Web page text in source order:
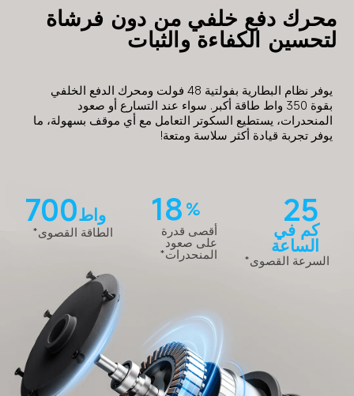
محرك دفع خلفي من دون فرشاة
لتحسين الكفاءة والثبات
يوفر نظام البطارية بفولتية 48 فولت ومحرك الدفع الخلفي
بقوة 350 واط طاقة أكبر. سواء عند التسارع أو صعود
المنحدرات، يستطيع السكوتر التعامل مع أي موقف بسهولة، ما
يوفر تجربة قيادة أكثر سلاسة ومتعة!
700واط
الطاقة القصوى*
18 %
أقصى قدرة
على صعود
المنحدرات*
25
كم في
الساعة
السرعة القصوى*